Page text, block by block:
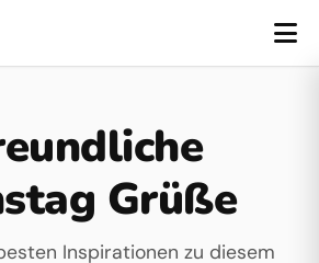
Grüße
Inspirationen zu diesem